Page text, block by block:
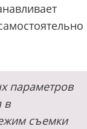
параметров
в
съемки